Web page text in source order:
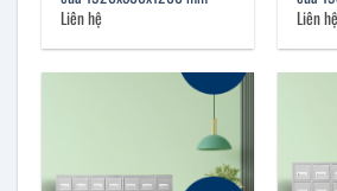
Liên hệ
Liên hệ